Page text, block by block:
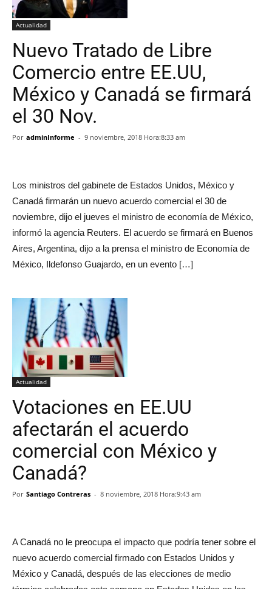
Actualidad
Nuevo Tratado de Libre
Comercio entre EE.UU,
México y Canadá se firmará
el 30 Nov.
Por adminInforme - 9 noviembre, 2018 Hora:8:33 am
Los ministros del gabinete de Estados Unidos, México y
Canadá firmarán un nuevo acuerdo comercial el 30 de
noviembre, dijo el jueves el ministro de economía de México,
informó la agencia Reuters. El acuerdo se firmará en Buenos
Aires, Argentina, dijo a la prensa el ministro de Economía de
México, Ildefonso Guajardo, en un evento […]
Actualidad
Votaciones en EE.UU
afectarán el acuerdo
comercial con México y
Canadá?
Por Santiago Contreras - 8 noviembre, 2018 Hora:9:43 am
A Canadá no le preocupa el impacto que podría tener sobre el
nuevo acuerdo comercial firmado con Estados Unidos y
México y Canadá, después de las elecciones de medio